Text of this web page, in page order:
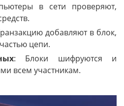
в сети проверяют,
добавляют в блок,
цепи.
: Блоки шифруются и
всем участникам.